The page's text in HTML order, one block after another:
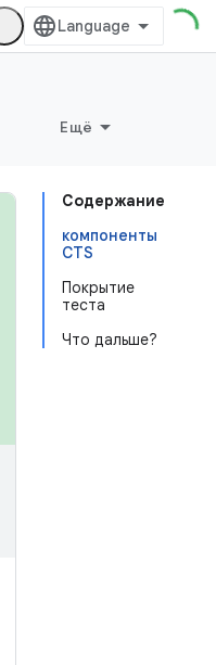
Ещё
Содержание
компоненты
CTS
Покрытие
теста
Что дальше?